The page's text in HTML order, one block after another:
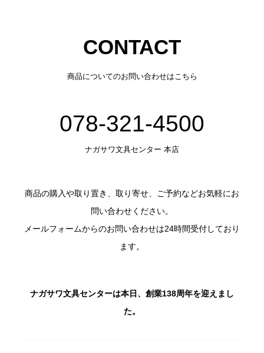
CONTACT
商品についてのお問い合わせはこちら
078-321-4500
ナガサワ文具センター 本店
商品の購入や取り置き、取り寄せ、ご予約などお気軽にお
問い合わせください。
メールフォームからのお問い合わせは24時間受付しており
ます。
ナガサワ文具センターは本日、創業138周年を迎えまし
た。